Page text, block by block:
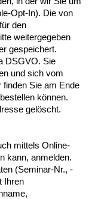
Opt-In). Die von
den
weitergegeben
gespeichert.
DSGVO. Sie
und sich vom
Sie am Ende
können.
gelöscht.
mittels Online-
kann, anmelden.
(Seminar-Nr., -
Ihren